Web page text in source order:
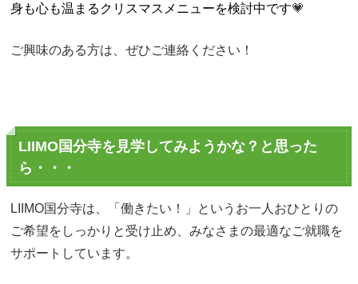
身も心も温まるクリスマスメニューを検討中です💗
ご興味のある方は、ぜひご連絡ください！
LIIMO国分寺を見学してみようかな？と思った
ら・・・
LIIMO国分寺は、「働きたい！」というお一人おひとりの
ご希望をしっかりと受け止め、みなさまの最適なご就職を
サポートしています。